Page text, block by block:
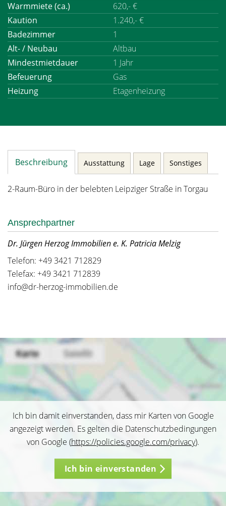
Warmmiete (ca.)
620,- €
Kaution
1.240,- €
Badezimmer
1
Alt- / Neubau
Altbau
Mindestmietdauer
1 Jahr
Befeuerung
Gas
Heizung
Etagenheizung
Beschreibung Ausstattung Lage Sonstiges
2-Raum-Büro in der belebten Leipziger Straße in Torgau
Ansprechpartner
Dr. Jürgen Herzog Immobilien e. K. Patricia Melzig
Telefon: +49 3421 712829
Telefax: +49 3421 712839
info@dr-herzog-immobilien.de
Ich bin damit einverstanden, dass mir Karten von Google
angezeigt werden. Es gelten die Datenschutzbedingungen
von Google (https://policies.google.com/privacy).
Ich bin einverstanden